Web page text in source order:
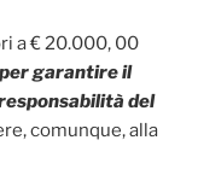
a € 20.000, 00
per garantire il
del
comunque, alla